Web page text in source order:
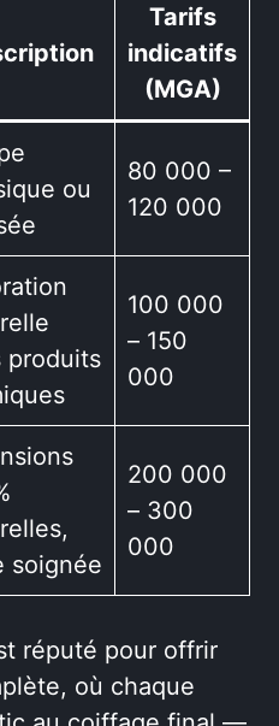
Tarifs
indicatifs
(MGA)
ou
80 000 –
120 000
produits
100 000
– 150
000
soignée
200 000
– 300
000
réputé pour offrir
où chaque